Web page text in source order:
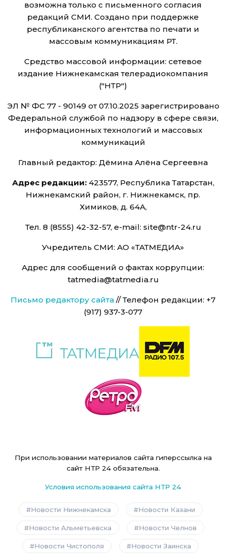
возможна только с письменного согласия
редакций СМИ. Создано при поддержке
республиканского агентства по печати и
массовым коммуникациям РТ.
Средство массовой информации: сетевое
издание Нижнекамская телерадиокомпания
("НТР")
ЭЛ № ФС 77 - 90149 от 07.10.2025 зарегистрировано
Федеральной службой по надзору в сфере связи,
информационных технологий и массовых
коммуникаций
Главный редактор: Дёмина Алёна Сергеевна
Адрес редакции:423577, Республика Татарстан,
Нижнекамский район, г. Нижнекамск, пр.
Химиков, д. 64А,
Тел. 8 (8555) 42-32-57, e-mail: site@ntr-24.ru
Учредитель СМИ: АО «ТАТМЕДИА»
Адрес для сообщений о фактах коррупции:
tatmedia@tatmedia.ru
Письмо редактору сайта // Телефон редакции: +7
(917) 937-3-077
При использовании материалов сайта гиперссылка на
сайт НТР 24 обязательна.
Условия использования сайта НТР 24
Новости Нижнекамска Новости Казани
Новости Альметьевска Новости Челнов
Новости Чистополя Новости Заинска